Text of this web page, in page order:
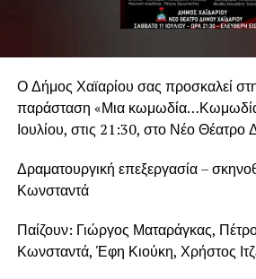
Ο Δήμος Χαϊαρίου σας προσκαλεί
παράσταση «Μια
Ιουλίου, στις 21:30, στο Νέο Θέατρο
Δραματουργική επεξεργασία –
Κωνσταντά
Παίζουν: Γιώργος Ματαράγκας,
Κωνσταντά, Έφη Κιούκη, Χρήστος